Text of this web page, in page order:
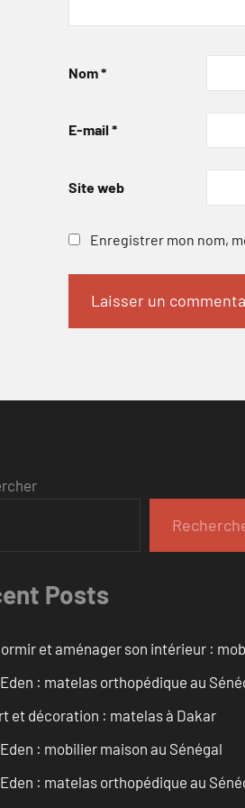
Nom*
E-mail *
Site web
Enregistrer mon nom,
Posts
et aménager son intérieur :
: matelas orthopédique au
et décoration : matelas à Dakar
: mobilier maison au Sénégal
: matelas orthopédique au